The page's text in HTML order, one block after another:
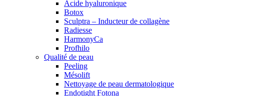
Acide hyaluronique
Botox
Sculptra – Inducteur de collagène
Radiesse
HarmonyCa
Profhilo
Qualité de peau
Peeling
Mésolift
Nettoyage de peau dermatologique
Endotight Fotona